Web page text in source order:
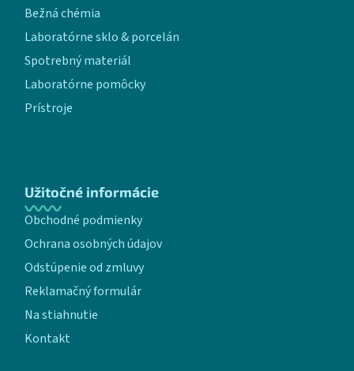
Bežná chémia
Laboratórne sklo & porcelán
Spotrebný materiál
Laboratórne pomôcky
Prístroje
Užitočné informácie
Obchodné podmienky
Ochrana osobných údajov
Odstúpenie od zmluvy
Reklamačný formulár
Na stiahnutie
Kontakt